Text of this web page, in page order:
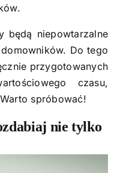
będą niepowtarzalne
Do tego
przygotowanych
czasu,
spróbować!
nie tylko